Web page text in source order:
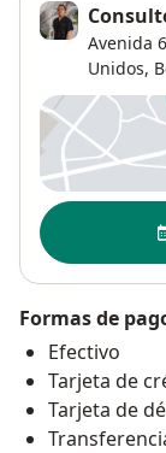
Avenida
Unidos,
Formas de
Efectivo
Tarjeta de
Tarjeta de